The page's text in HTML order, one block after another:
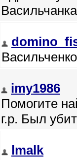
imy1986
Помогите
г.р. Был
lmalk